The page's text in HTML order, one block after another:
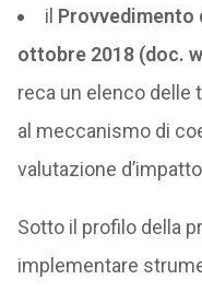
il Provvedimento
ottobre 2018 (doc.
reca un elenco delle
al meccanismo di
valutazione
Sotto il profilo della
implementare